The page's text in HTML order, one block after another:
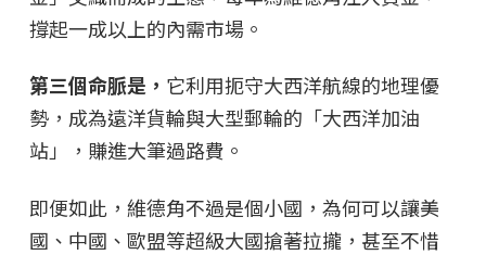
撐起一成以上的內需市場。
第三個命脈是 ， 它利用扼守大西洋航線的地理優
勢，成為遠洋貨輪與大型郵輪的「大西洋加油
站」，賺進大筆過路費。
即便如此，維德角不過是個小國，為何可以讓美
國、中國、歐盟等超級大國搶著拉攏，甚至不惜